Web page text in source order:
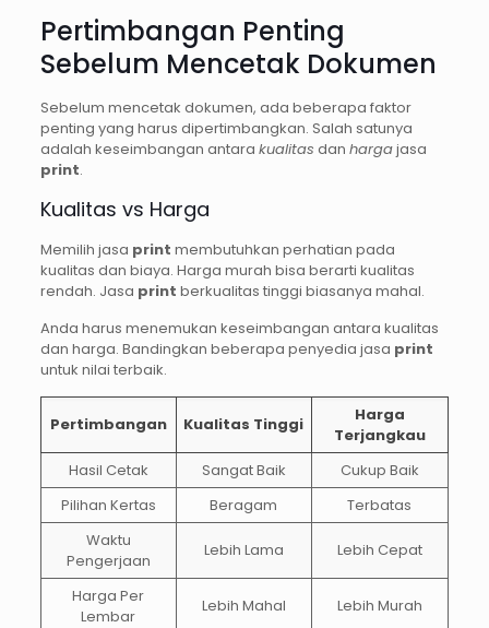
Pertimbangan Penting
Sebelum Mencetak Dokumen
Sebelum mencetak dokumen, ada beberapa faktor
penting yang harus dipertimbangkan. Salah satunya
adalah keseimbangan antara kualitas dan hargajasa
print.
Kualitas vs Harga
Memilih jasa print membutuhkan perhatian pada
kualitas dan biaya. Harga murah bisa berarti kualitas
rendah. Jasa print berkualitas tinggi biasanya mahal.
Anda harus menemukan keseimbangan antara kualitas
dan harga. Bandingkan beberapa penyedia jasa print
untuk nilai terbaik.
Pertimbangan Kualitas Tinggi
Harga
Terjangkau
Hasil Cetak
Sangat Baik
Cukup Baik
Pilihan Kertas
Beragam
Terbatas
Waktu
Pengerjaan
Lebih Lama Lebih Cepat
Harga Per
Lembar
Lebih Mahal Lebih Murah